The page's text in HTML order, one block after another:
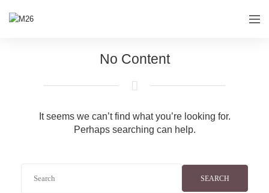
No Content
It seems we can’t find what you’re looking for.
Perhaps searching can help.
SEARCH